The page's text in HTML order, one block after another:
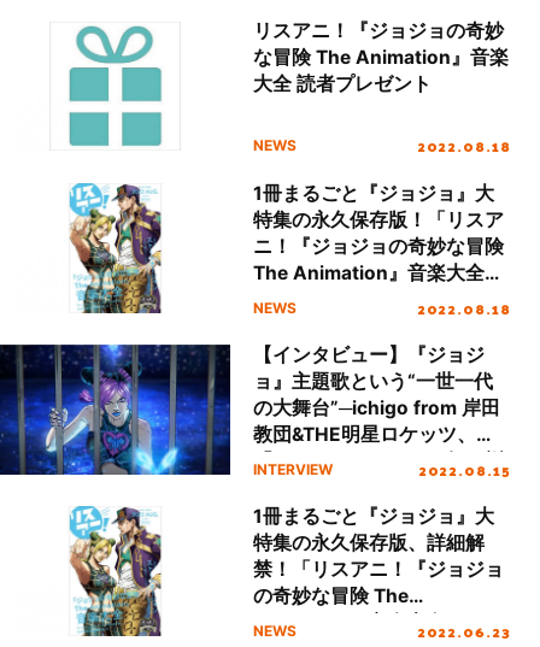
リスアニ！『ジョジョの奇妙
な冒険 The Animation』音楽
大全 読者プレゼント
NEWS 2022.08.18
1冊まるごと『ジョジョ』大
特集の永久保存版！「リスア
ニ！『ジョジョの奇妙な冒険
The Animation』音楽大全」
本日8月18日（木）発売！
NEWS 2022.08.18
【インタビュー】『ジョジ
ョ』主題歌という“一世一代
の大舞台”─ichigo from 岸田
教団&THE明星ロケッツ、
「STONE OCEAN」を振り返
INTERVIEW 2022.08.15
1冊まるごと『ジョジョ』大
特集の永久保存版、詳細解
禁！「リスアニ！『ジョジョ
の奇妙な冒険 The
Animation』音楽大全」8月
NEWS 2022.06.23